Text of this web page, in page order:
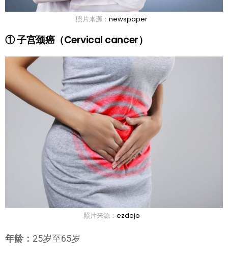
照片来源： newspaper
① 子宫颈癌（Cervical cancer）
照片来源： ezdejo
年龄： 25岁至65岁